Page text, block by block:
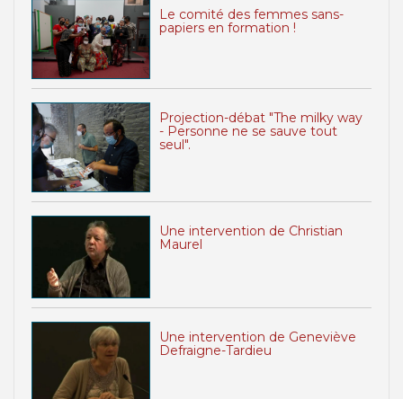
Le comité des femmes sans-
papiers en formation !
Projection-débat "The milky way
- Personne ne se sauve tout
seul".
Une intervention de Christian
Maurel
Une intervention de Geneviève
Defraigne-Tardieu